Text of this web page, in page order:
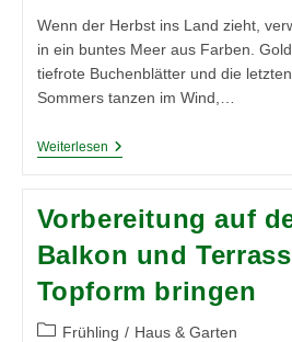
Wenn der Herbst ins Land zieht,
in ein buntes Meer aus Farben.
tiefrote Buchenblätter und die
Sommers tanzen im Wind,…
WeiterlesenLaub
Vom
Vermeintlichen
Abfall
Zum
Wertvollen
Schatz
Vorbereitung auf
Balkon und
Topform bringen
Beitrags-
Frühling / Haus & Garten